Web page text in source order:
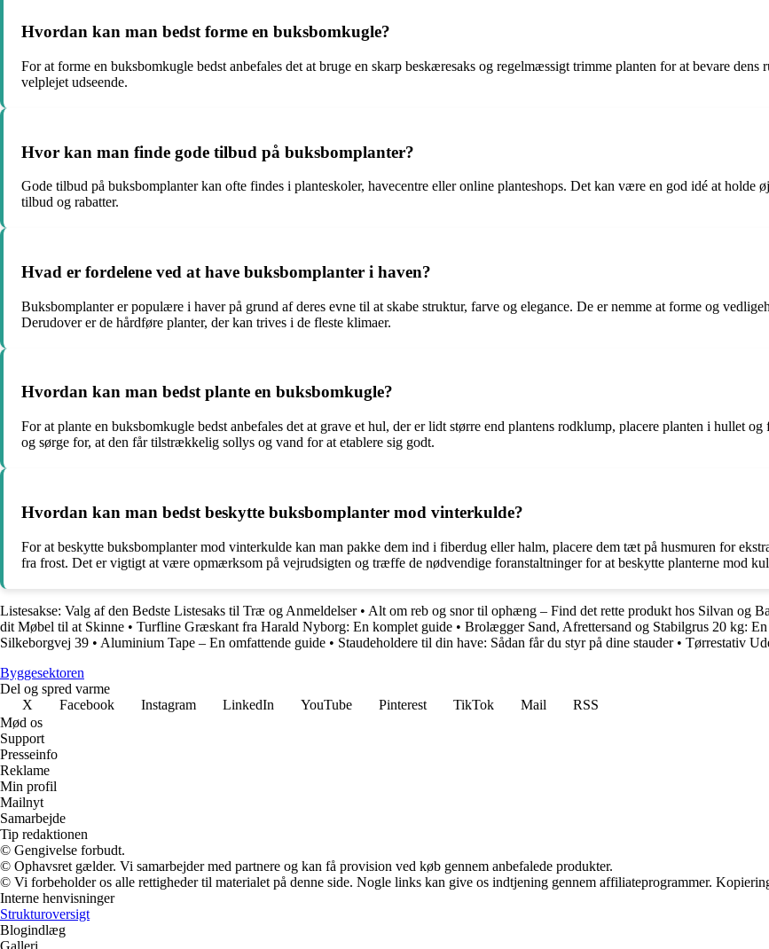
Hvordan kan man bedst forme en buksbomkugle?
For at forme en buksbomkugle bedst anbefales det at bruge en skarp beskæresaks og regelmæssigt trimme planten for at bevare
velplejet udseende.
Hvor kan man finde gode tilbud på buksbomplanter?
Gode tilbud på buksbomplanter kan ofte findes i planteskoler, havecentre eller online planteshops. Det kan være en god idé at holde
tilbud og rabatter.
Hvad er fordelene ved at have buksbomplanter i haven?
Buksbomplanter er populære i haver på grund af deres evne til at skabe struktur, farve og elegance. De er nemme at forme og
Derudover er de hårdføre planter, der kan trives i de fleste klimaer.
Hvordan kan man bedst plante en buksbomkugle?
For at plante en buksbomkugle bedst anbefales det at grave et hul, der er lidt større end plantens rodklump, placere planten i hullet
og sørge for, at den får tilstrækkelig sollys og vand for at etablere sig godt.
Hvordan kan man bedst beskytte buksbomplanter mod vinterkulde?
For at beskytte buksbomplanter mod vinterkulde kan man pakke dem ind i fiberdug eller halm, placere dem tæt på husmuren for
fra frost. Det er vigtigt at være opmærksom på vejrudsigten og træffe de nødvendige foranstaltninger for at beskytte planterne mod
Listesakse: Valg af den Bedste Listesaks til Træ og Anmeldelser• Alt om reb og snor til ophæng – Find det rette produkt hos Silvan og
dit Møbel til at Skinne • Turfline Græskant fra Harald Nyborg: En komplet guide • Brolægger Sand, Afrettersand og Stabilgrus 20 kg:
Silkeborgvej 39 • Aluminium Tape – En omfattende guide • Staudeholdere til din have: Sådan får du styr på dine stauder• Tørrestativ
Byggesektoren
Del og spred varme
X
Facebook Instagram LinkedIn YouTube Pinterest TikTok Mail
RSS
Mød os
Support
Presseinfo
Reklame
Min profil
Mailnyt
Samarbejde
Tip redaktionen
© Gengivelse forbudt.
© Ophavsret gælder. Vi samarbejder med partnere og kan få provision ved køb gennem anbefalede produkter.
© Vi forbeholder os alle rettigheder til materialet på denne side. Nogle links kan give os indtjening gennem affiliateprogrammer.
Interne henvisninger
Strukturoversigt
Blogindlæg
Galleri